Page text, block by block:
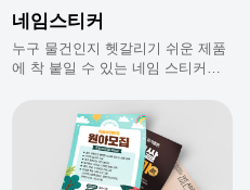
네임스티커
누구 물건인지 헷갈리기 쉬운 제품
에 착 붙일 수 있는 네임 스티커에